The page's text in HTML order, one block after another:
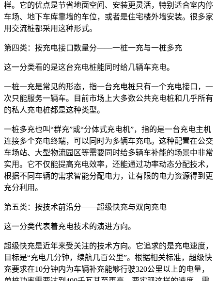
样。它的优点是节省地面空间、安装更灵活，特别适合室内停
车场、地下车库靠墙的车位，或者是住宅楼外墙安装。很多家
用交流桩都采用这种形式。
第四类：按充电接口数量分——一桩一充与一桩多充
这一分类看的是这台充电桩能同时给几辆车充电。
一桩一充是常见的形态，指一台充电桩只有一个充电接口，一
次只能服务一辆车。目前市场上大多数公共充电桩和几乎所有
的私人充电桩都是这种类型。
一桩多充也叫“群充”或“分体式充电机”，指的是一台充电主机
连接多个充电终端，可以同时为多辆车充电。这种配置在公交
车场站、大型物流园区等需要同时给多辆车补能的场景中非常
实用。它不仅能提高充电效率，还能通过功率动态分配技术，
根据不同车辆的需求智能分配电力，让有限的电力资源得到更
充分利用。
第五类：按技术前沿分——超级快充与双向充电
这一分类代表着充电技术的演进方向。
超级快充是近年来受关注的技术方向。它追求的是充电速度，
目标是“充电几分钟，续航几百公里”。根据相关标准，超级快
充要求在10分钟内为车辆补充能够行驶320公里以上的电量，